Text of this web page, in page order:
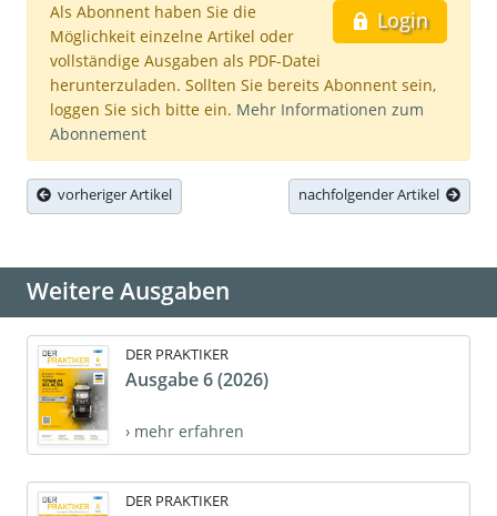
Login
Als Abonnent haben Sie die
Möglichkeit einzelne Artikel oder
vollständige Ausgaben als PDF-Datei
herunterzuladen. Sollten Sie bereits Abonnent sein,
loggen Sie sich bitte ein. Mehr Informationen zum
Abonnement
vorheriger Artikel nachfolgender Artikel
Weitere Ausgaben
DER PRAKTIKER
Ausgabe 6 (2026)
› mehr erfahren
DER PRAKTIKER